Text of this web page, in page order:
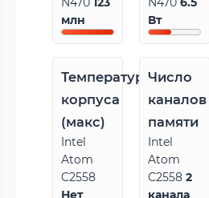
млн
Вт
Температура
корпуса
(макс)
Intel
Atom
C2558
Нет
Число
каналов
памяти
Intel
Atom
C25582
канала